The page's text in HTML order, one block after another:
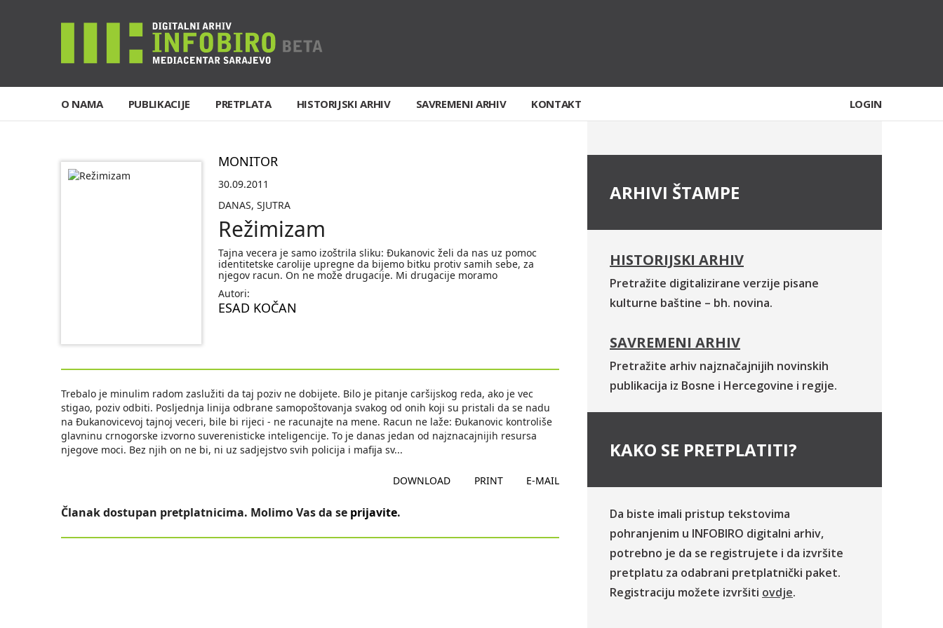
O NAMA PUBLIKACIJE PRETPLATA HISTORIJSKI ARHIV SAVREMENI ARHIV KONTAKT LOGIN
MONITOR
30.09.2011
DANAS, SJUTRA
Režimizam
Tajna vecera je samo izoštrila sliku: Ðukanovic želi da nas uz pomoc
identitetske carolije upregne da bijemo bitku protiv samih sebe, za
njegov racun. On ne može drugacije. Mi drugacije moramo
Autori:
ESAD KOČAN
Trebalo je minulim radom zaslužiti da taj poziv ne dobijete. Bilo je pitanje caršijskog reda, ako je vec
stigao, poziv odbiti. Posljednja linija odbrane samopoštovanja svakog od onih koji su pristali da se nadu
na Ðukanovicevoj tajnoj veceri, bile bi rijeci - ne racunajte na mene. Racun ne laže: Ðukanovic kontroliše
glavninu crnogorske izvorno suverenisticke inteligencije. To je danas jedan od najznacajnijih resursa
njegove moci. Bez njih on ne bi, ni uz sadjejstvo svih policija i mafija sv...
DOWNLOAD PRINT E-MAIL
Članak dostupan pretplatnicima. Molimo Vas da se prijavite.
ARHIVI ŠTAMPE
HISTORIJSKI ARHIV
Pretražite digitalizirane verzije pisane
kulturne baštine – bh. novina.
SAVREMENI ARHIV
Pretražite arhiv najznačajnijih novinskih
publikacija iz Bosne i Hercegovine i regije.
KAKO SE PRETPLATITI?
Da biste imali pristup tekstovima
pohranjenim u INFOBIRO digitalni arhiv,
potrebno je da se registrujete i da izvršite
pretplatu za odabrani pretplatnički paket.
Registraciju možete izvršiti ovdje.